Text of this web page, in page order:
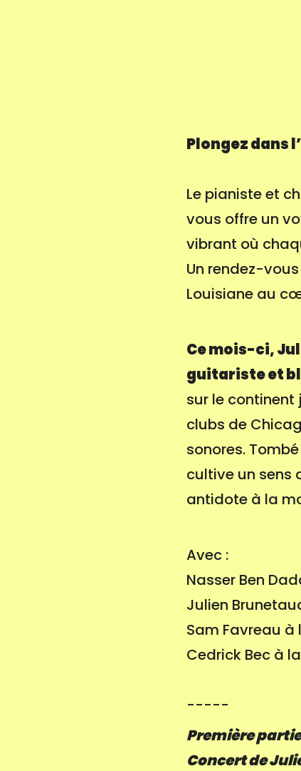
Plongez dans
Le pianiste et
vous offre un
vibrant où
Un rendez-
Louisiane au
Ce mois-ci,
guitariste et
sur le continent
clubs de
sonores.
cultive un sens
antidote à la
Avec :
Nasser Ben
Julien
Sam Favreau
Cedrick Bec à
-----
Première
Concert de